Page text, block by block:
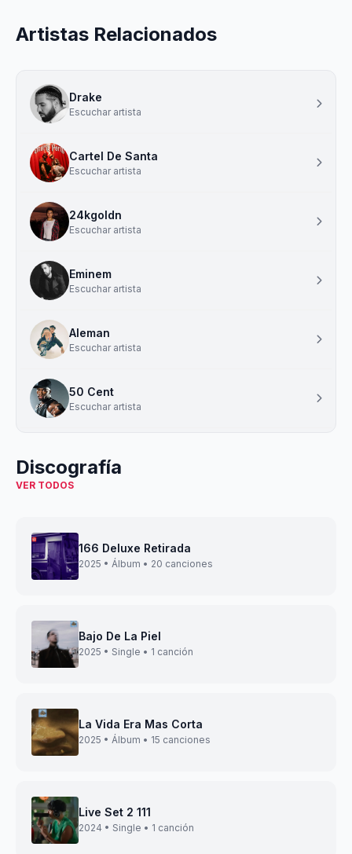
Artistas Relacionados
Drake
Escuchar artista
Cartel De Santa
Escuchar artista
24kgoldn
Escuchar artista
Eminem
Escuchar artista
Aleman
Escuchar artista
50 Cent
Escuchar artista
Discografía
VER TODOS
166 Deluxe Retirada
2025 • Álbum • 20 canciones
Bajo De La Piel
2025 • Single • 1 canción
La Vida Era Mas Corta
2025 • Álbum • 15 canciones
Live Set 2 111
2024 • Single • 1 canción